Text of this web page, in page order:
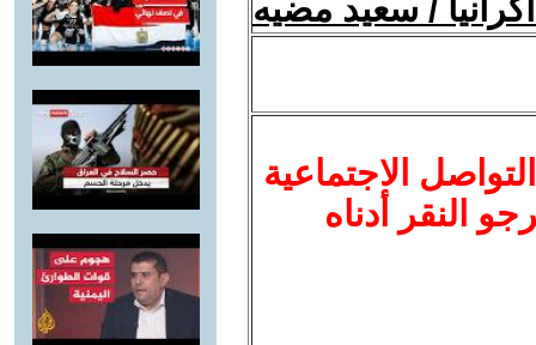
/ سعيد مضيه
الاجتماعية
النقر أدناه